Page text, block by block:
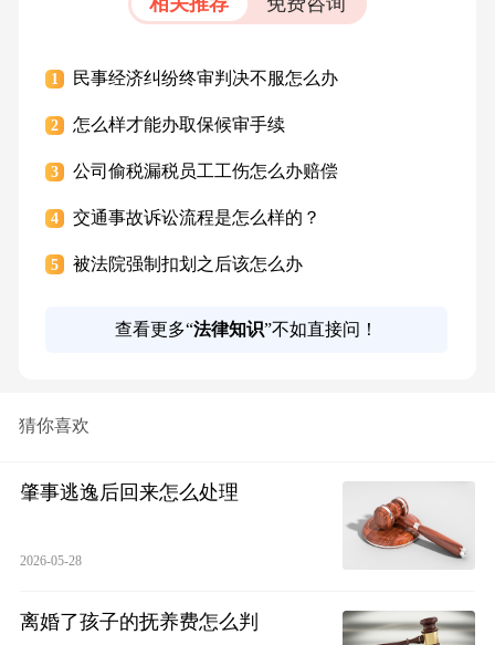
1 民事经济纠纷终审判决不服怎么办
2 怎么样才能办取保候审手续
3 公司偷税漏税员工工伤怎么办赔偿
4 交通事故诉讼流程是怎么样的？
5 被法院强制扣划之后该怎么办
查看更多“法律知识”不如直接问！
猜你喜欢
肇事逃逸后回来怎么处理
2026-05-28
离婚了孩子的抚养费怎么判